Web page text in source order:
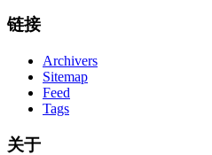
链接
Archivers
Sitemap
Feed
Tags
关于